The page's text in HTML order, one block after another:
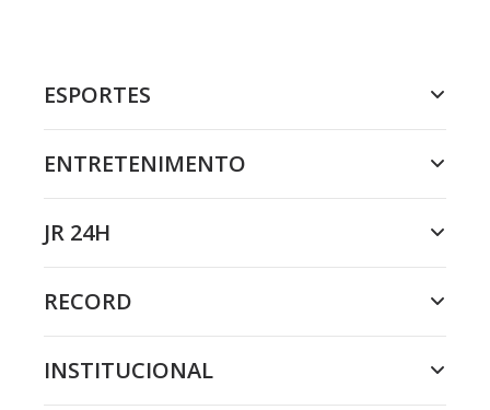
ESPORTES
ENTRETENIMENTO
JR 24H
RECORD
INSTITUCIONAL